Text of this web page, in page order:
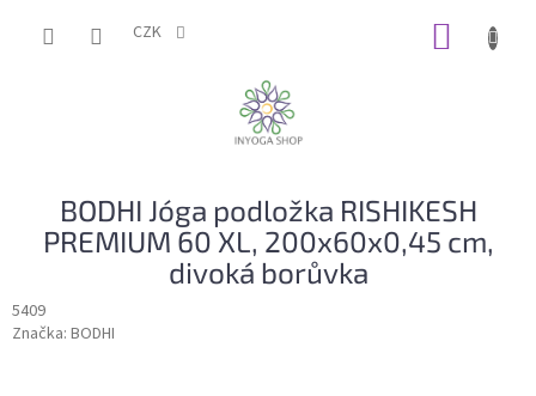
CZK
BODHI Jóga podložka RISHIKESH
PREMIUM 60 XL, 200x60x0,45 cm,
divoká borůvka
5409
Značka: BODHI